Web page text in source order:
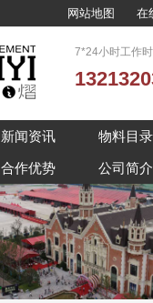
网站地图 在
7*24小时工作
新闻资讯 物料目录
合作优势 公司简介